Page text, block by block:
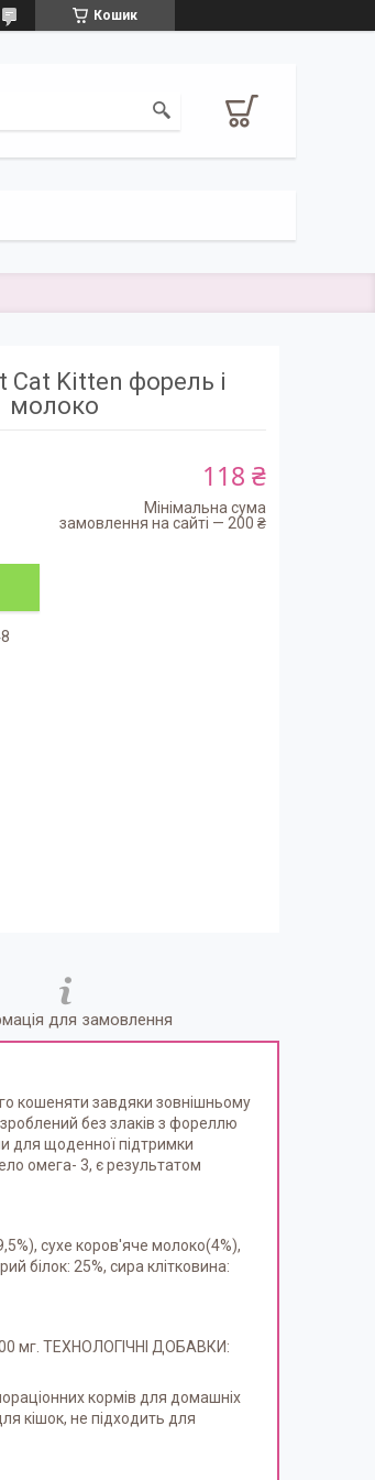
Кошик
Cat Kitten форель і
молоко
118 ₴
Мінімальна сума
замовлення на сайті — 200 ₴
для замовлення
кошеняти завдяки зовнішньому
без злаків з фореллю
для щоденної підтримки
омега- 3, є результатом
сухе коров'яче молоко(4%),
білок: 25%, сира клітковина:
мг. ТЕХНОЛОГІЧНІ ДОБАВКИ:
кормів для домашніх
кішок, не підходить для